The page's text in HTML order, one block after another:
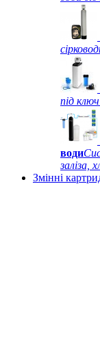
під
води
заліза,
Змінні